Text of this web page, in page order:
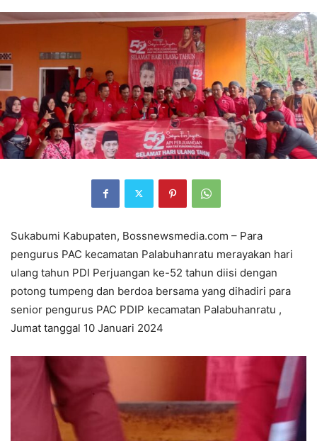
Sukabumi Kabupaten, Bossnewsmedia.com – Para
pengurus PAC kecamatan Palabuhanratu merayakan hari
ulang tahun PDI Perjuangan ke-52 tahun diisi dengan
potong tumpeng dan berdoa bersama yang dihadiri para
senior pengurus PAC PDIP kecamatan Palabuhanratu ,
Jumat tanggal 10 Januari 2024